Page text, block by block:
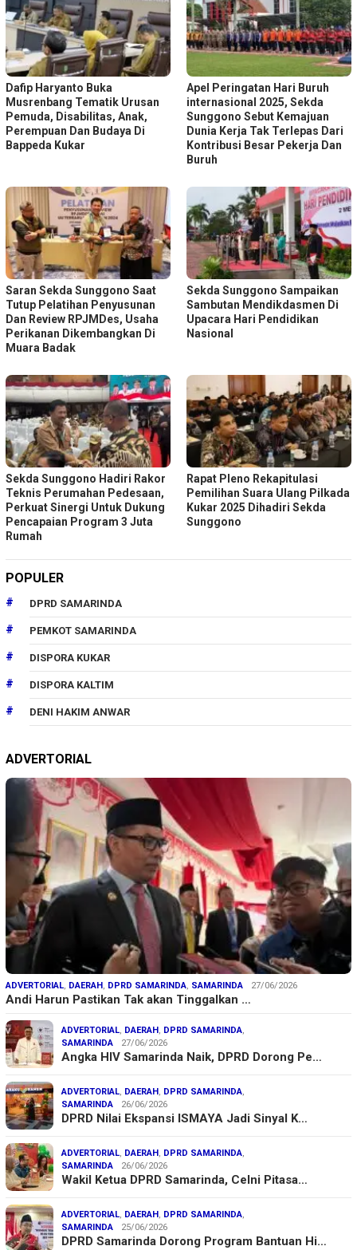
Dafip Haryanto Buka
Musrenbang Tematik Urusan
Pemuda, Disabilitas, Anak,
Perempuan Dan Budaya Di
Bappeda Kukar
Apel Peringatan Hari Buruh
internasional 2025, Sekda
Sunggono Sebut Kemajuan
Dunia Kerja Tak Terlepas Dari
Kontribusi Besar Pekerja Dan
Buruh
Saran Sekda Sunggono Saat
Tutup Pelatihan Penyusunan
Dan Review RPJMDes, Usaha
Perikanan Dikembangkan Di
Muara Badak
Sekda Sunggono Sampaikan
Sambutan Mendikdasmen Di
Upacara Hari Pendidikan
Nasional
Sekda Sunggono Hadiri Rakor
Teknis Perumahan Pedesaan,
Perkuat Sinergi Untuk Dukung
Pencapaian Program 3 Juta
Rumah
Rapat Pleno Rekapitulasi
Pemilihan Suara Ulang Pilkada
Kukar 2025 Dihadiri Sekda
Sunggono
POPULER
DPRD SAMARINDA
PEMKOT SAMARINDA
DISPORA KUKAR
DISPORA KALTIM
DENI HAKIM ANWAR
ADVERTORIAL
ADVERTORIAL, DAERAH , DPRD SAMARINDA, SAMARINDA 27/06/2026
Andi Harun Pastikan Tak akan Tinggalkan …
ADVERTORIAL, DAERAH , DPRD SAMARINDA,
SAMARINDA
27/06/2026
Angka HIV Samarinda Naik, DPRD Dorong Pe…
ADVERTORIAL, DAERAH , DPRD SAMARINDA,
SAMARINDA
26/06/2026
DPRD Nilai Ekspansi ISMAYA Jadi Sinyal K…
ADVERTORIAL, DAERAH , DPRD SAMARINDA,
SAMARINDA
26/06/2026
Wakil Ketua DPRD Samarinda, Celni Pitasa…
ADVERTORIAL, DAERAH , DPRD SAMARINDA,
SAMARINDA
25/06/2026
DPRD Samarinda Dorong Program Bantuan Hi…